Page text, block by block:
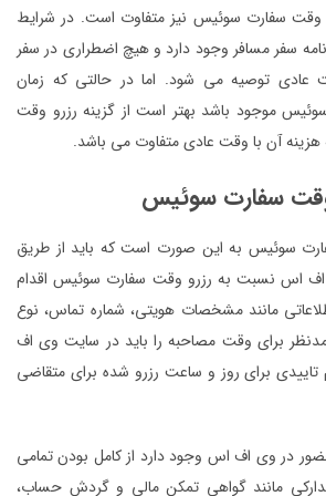
وقت سفارت سوئیس نیز متفاوت است. در شرایط
سفر مسافر وجود دارد و هیچ اضطراری در سفر
عادی توصیه می شود. اما در حالتی که زمان
موجود باشد بهتر است از گزینه رزرو وقت
هزینه آن با وقت عادی متفاوت می باشد.
سفارت سوئیس
سوئیس به این صورت است که باید از طریق
اف اس نسبت به رزرو وقت سفارت سوئیس اقدام
مانند مشخصات هویتی، شماره تماس، نوع
مدنظر برای وقت مصاحبه را باید در سایت وی اف
برای روز و ساعت رزرو شده برای متقاضی
در وی اف اس وجود دارد از کامل بودن تمامی
مانند گواهی تمکن مالی و گردش حساب،